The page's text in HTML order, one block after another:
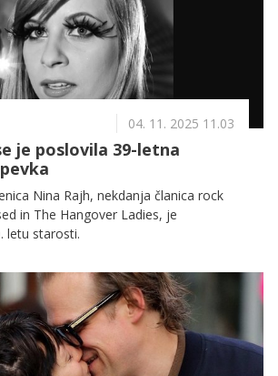
04. 11. 2025 11.03
je poslovila 39-letna
Nina Rajh, nekdanja članica rock
in The Hangover Ladies, je
letu starosti.